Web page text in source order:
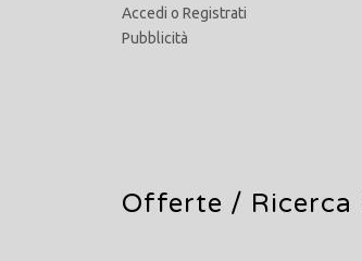
Accedi o Registrati
Pubblicità
Offerte /